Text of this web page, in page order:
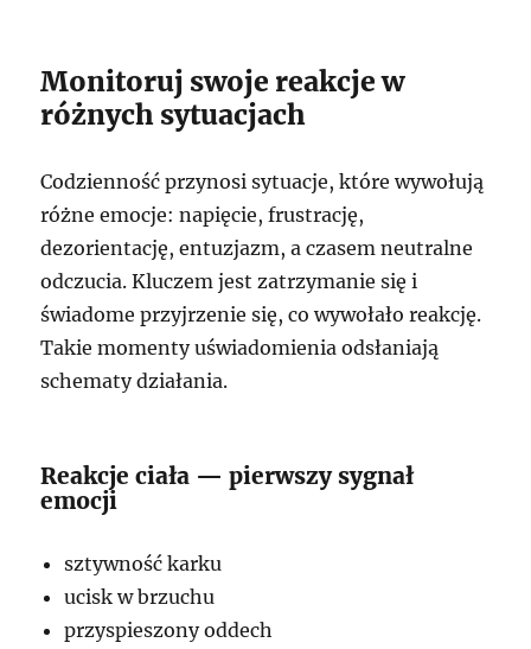
Monitoruj swoje reakcje w
różnych sytuacjach
Codzienność przynosi sytuacje, które wywołują
różne emocje: napięcie, frustrację,
dezorientację, entuzjazm, a czasem neutralne
odczucia. Kluczem jest zatrzymanie się i
świadome przyjrzenie się, co wywołało reakcję.
Takie momenty uświadomienia odsłaniają
schematy działania.
Reakcje ciała — pierwszy sygnał
emocji
sztywność karku
ucisk w brzuchu
przyspieszony oddech